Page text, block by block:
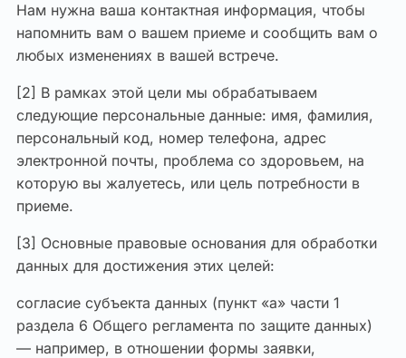
Нам нужна ваша контактная информация, чтобы
напомнить вам о вашем приеме и сообщить вам о
любых изменениях в вашей встрече.
[2] В рамках этой цели мы обрабатываем
следующие персональные данные: имя, фамилия,
персональный код, номер телефона, адрес
электронной почты, проблема со здоровьем, на
которую вы жалуетесь, или цель потребности в
приеме.
[3] Основные правовые основания для обработки
данных для достижения этих целей:
согласие субъекта данных (пункт «a» части 1
раздела 6 Общего регламента по защите данных)
— например, в отношении формы заявки,